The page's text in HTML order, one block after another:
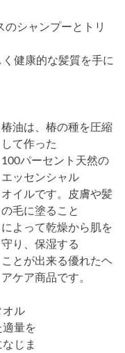
のシャンプーとトリ
健康的な髪質を手に
椿油は、椿の種を圧縮
して作った
100パーセント天然の
エッセンシャル
オイルです。皮膚や髪
の毛に塗ること
によって乾燥から肌を
守り、保湿する
ことが出来る優れたヘ
アケア商品です。
オル
適量を
じま